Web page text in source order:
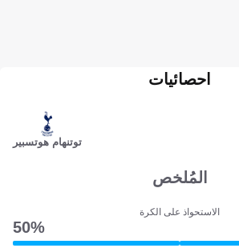
احصائيات
توتنهام هوتسبير
المُلخص
الاستحواذ على الكرة
50‎%‎